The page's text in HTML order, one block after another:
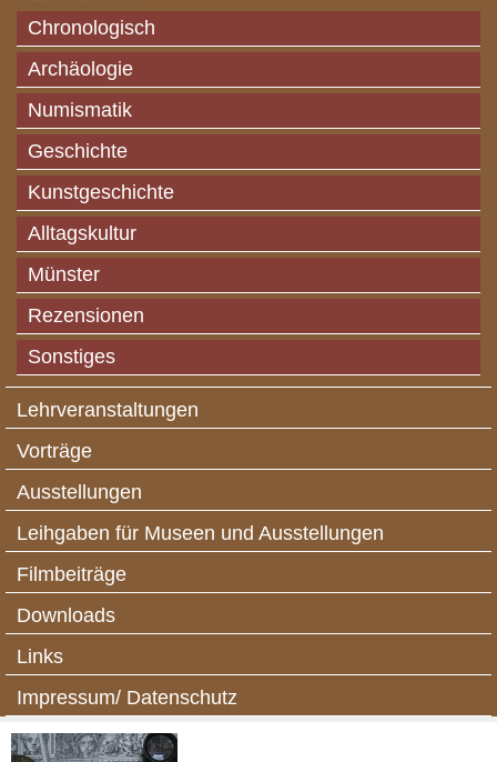
Chronologisch
Archäologie
Numismatik
Geschichte
Kunstgeschichte
Alltagskultur
Münster
Rezensionen
Sonstiges
Lehrveranstaltungen
Vorträge
Ausstellungen
Leihgaben für Museen und Ausstellungen
Filmbeiträge
Downloads
Links
Impressum/ Datenschutz